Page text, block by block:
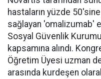
hastaların yüzde
sağlayan 'omalizumab'
Sosyal Güvenlik
kapsamına alındı.
Öğretim Üyesi uzman
arasında kurdeşen